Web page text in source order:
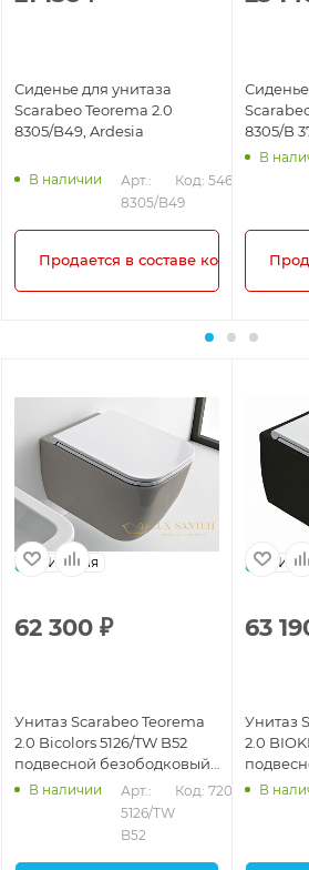
Сиденье для унитаза
Scarabeo Teorema 2.0
8305/B49, Ardesia
В наличии
Арт.:
8305/B49
Код: 54636
Продается в составе комплекта!
8305/B
В
Италия
62 300 ₽
Унитаз Scarabeo Teorema
2.0 Bicolors 5126/TW B52
подвесной безободковый
без креплений и сиденья,
В наличии
Арт.:
5126/TW
B52
Код: 72030
63
Унитаз
2.0
без
В